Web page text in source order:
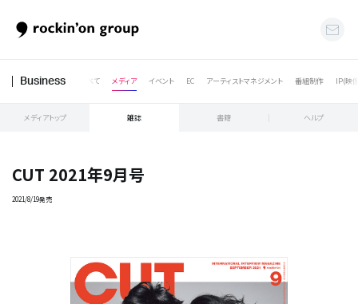
Business すべて メディア イベント EC アーティストマネジメント 番組制作 IP(映
メディアトップ 雑誌 書籍 ヘルプ
CUT 2021年9月号
2021/8/19発売